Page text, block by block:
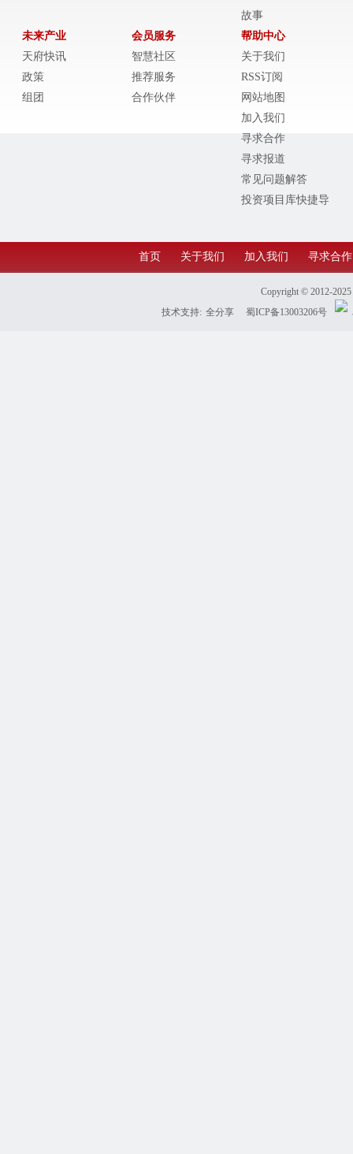
故事
未来产业
天府快讯
政策
组团
会员服务
智慧社区
推荐服务
合作伙伴
帮助中心
关于我们
RSS订阅
网站地图
加入我们
寻求合作
寻求报道
常见问题解答
投资项目库快捷导
首页 关于我们 加入我们 寻求合作
Copyright © 2012-2025
技术支持: 全分享 蜀ICP备13003206号